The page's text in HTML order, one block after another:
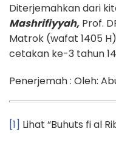
Diterjemahkan dari
Mashrifiyyah, Prof.
Matrok (wafat 1405
cetakan ke-3 tahun
[1] Lihat “Buhuts fi al